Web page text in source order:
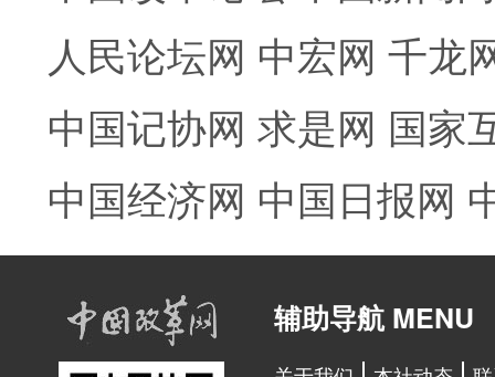
人民论坛网 中宏网 千龙
中国记协网 求是网 国家
中国经济网 中国日报网
辅助导航 MENU